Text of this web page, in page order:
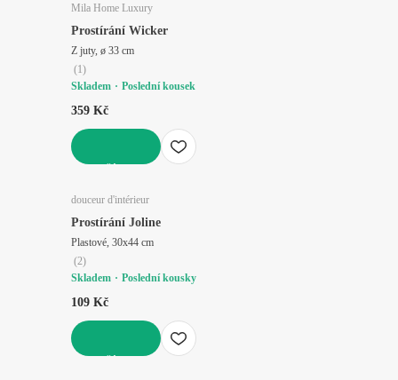
Mila Home Luxury
Prostírání Wicker
Z juty, ø 33 cm
(1)
Skladem
Poslední kousek
359 Kč
douceur d'intérieur
Prostírání Joline
Plastové, 30x44 cm
(2)
Skladem
Poslední kousky
109 Kč